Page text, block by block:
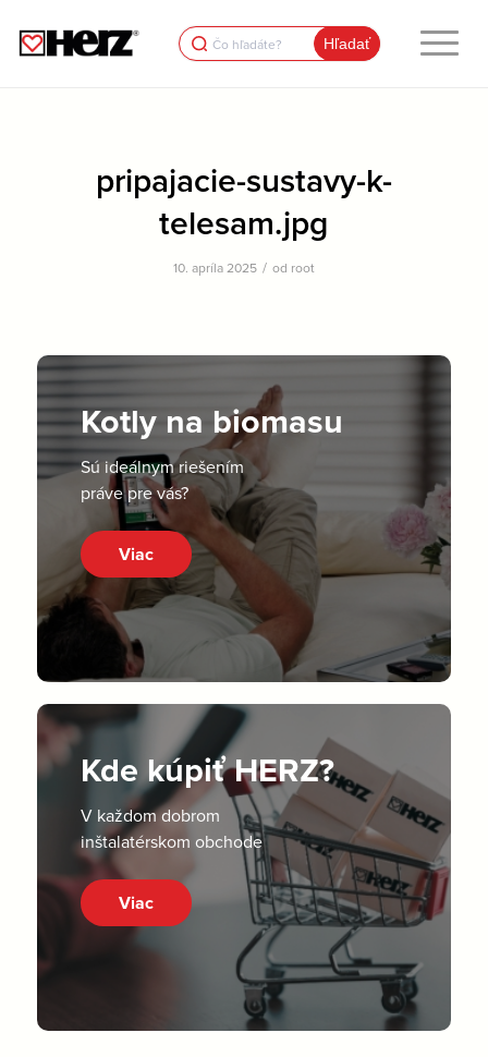
Search
for:
pripajacie-sustavy-k-
telesam.jpg
10. apríla 2025 / od root
Kotly na biomasu
Sú ideálnym riešením
práve pre vás?
Viac
Kde kúpiť HERZ?
V každom dobrom
inštalatérskom obchode
Viac